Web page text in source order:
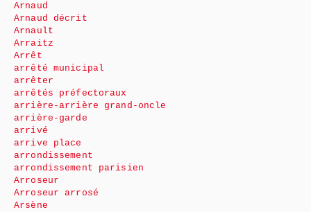
Arnaud
Arnaud décrit
Arnault
Arraitz
Arrêt
arrêté municipal
arrêter
arrêtés préfectoraux
arrière-arrière grand-oncle
arrière-garde
arrivé
arrive place
arrondissement
arrondissement parisien
Arroseur
Arroseur arrosé
Arsène